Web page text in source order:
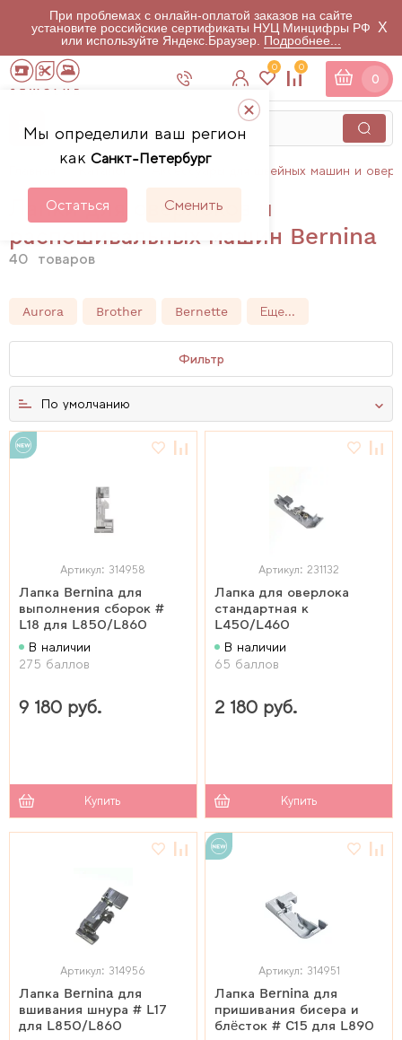
При проблемах с онлайн-оплатой заказов на сайте
установите российские сертификаты НУЦ Минцифры РФ
или используйте Яндекс.Браузер. Подробнее...
X
Мы определили ваш регион
как Санкт-Петербург
Остаться Сменить
0 0
0
Аксессуары для швейных машин и
Лапки для оверлоков и
распошивальных машин Bernina
40 товаров
Aurora Brother Bernette Еще...
Фильтр
По умолчанию
Артикул: 314958
Лапка Bernina для
выполнения сборок #
L18 для L850/L860
В наличии
275 баллов
9 180 руб.
Купить
Артикул: 231132
Лапка для оверлока
стандартная к
L450/L460
В наличии
65 баллов
2 180 руб.
Купить
Артикул: 314956
Лапка Bernina для
вшивания шнура # L17
для L850/L860
Артикул: 314951
Лапка Bernina для
пришивания бисера и
блёсток # C15 для L890